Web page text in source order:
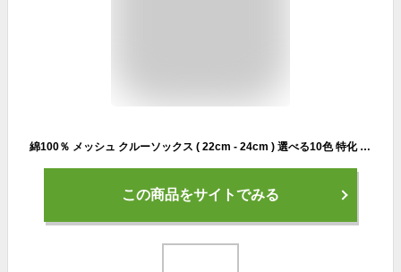
綿100％ メッシュ クルーソックス ( 22cm - 24cm ) 選べる10色 特化 安い レディース 靴下 くつした くつ下 クルー カラー 夏 お洒落 おしゃれ 厚手 通気性 涼しい カジュアル 綿 超長綿 ルームソックス リブ 耐久性 スニーカー パンプス 伸縮 大人 カラフル 韓国
この商品をサイトでみる